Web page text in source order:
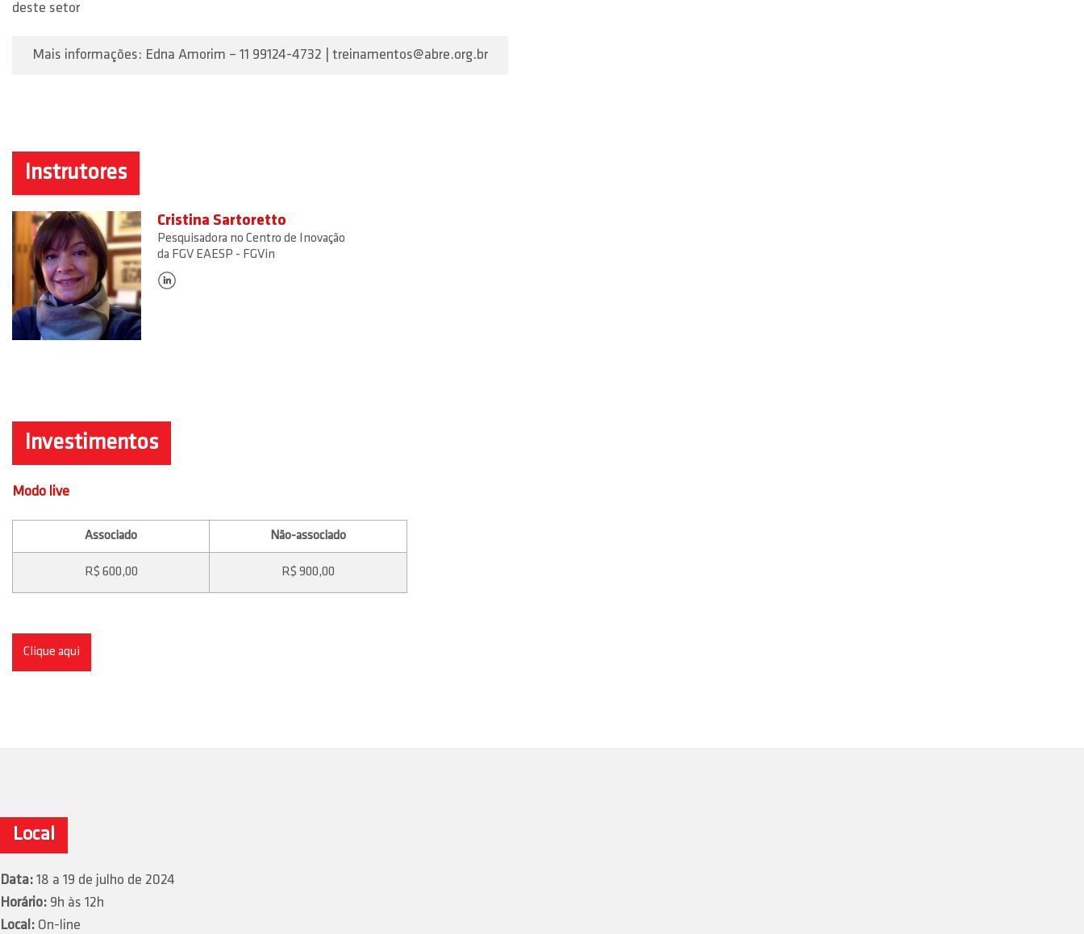
deste setor
Mais informações: Edna Amorim – 11 99124-4732 | treinamentos@abre.org.br
Instrutores
Cristina Sartoretto
Pesquisadora no Centro de Inovação
da FGV EAESP - FGVin
Investimentos
Modo live
Associado Não-associado
R$ 600,00 R$ 900,00
Clique aqui
Local
Data: 18 a 19 de julho de 2024
Horário: 9h às 12h
Local: On-line